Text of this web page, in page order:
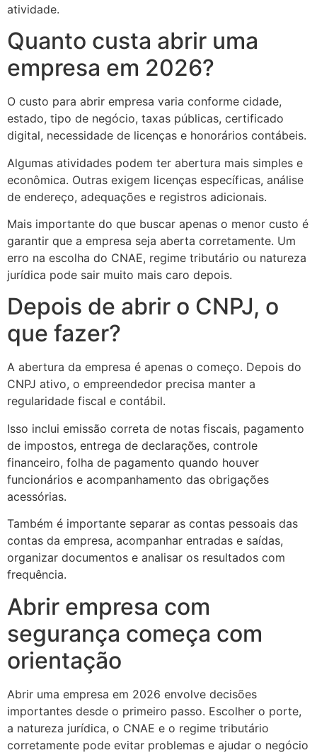
atividade.
Quanto custa abrir uma
empresa em 2026?
O custo para abrir empresa varia conforme cidade,
estado, tipo de negócio, taxas públicas, certificado
digital, necessidade de licenças e honorários contábeis.
Algumas atividades podem ter abertura mais simples e
econômica. Outras exigem licenças específicas, análise
de endereço, adequações e registros adicionais.
Mais importante do que buscar apenas o menor custo é
garantir que a empresa seja aberta corretamente. Um
erro na escolha do CNAE, regime tributário ou natureza
jurídica pode sair muito mais caro depois.
Depois de abrir o CNPJ, o
que fazer?
A abertura da empresa é apenas o começo. Depois do
CNPJ ativo, o empreendedor precisa manter a
regularidade fiscal e contábil.
Isso inclui emissão correta de notas fiscais, pagamento
de impostos, entrega de declarações, controle
financeiro, folha de pagamento quando houver
funcionários e acompanhamento das obrigações
acessórias.
Também é importante separar as contas pessoais das
contas da empresa, acompanhar entradas e saídas,
organizar documentos e analisar os resultados com
frequência.
Abrir empresa com
segurança começa com
orientação
Abrir uma empresa em 2026 envolve decisões
importantes desde o primeiro passo. Escolher o porte,
a natureza jurídica, o CNAE e o regime tributário
corretamente pode evitar problemas e ajudar o negócio